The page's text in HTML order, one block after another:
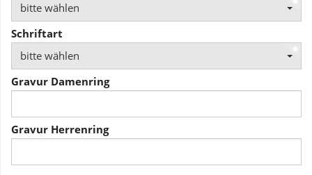
bitte wählen
Schriftart
bitte wählen
Gravur Damenring
Gravur Herrenring